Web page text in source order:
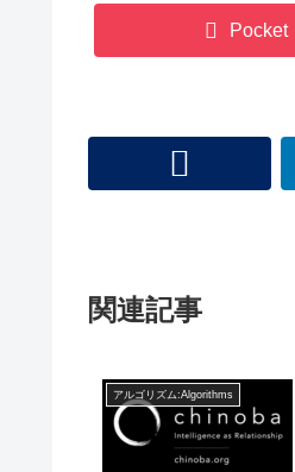
Pocket
関連記事
アルゴリズム:Algorithms